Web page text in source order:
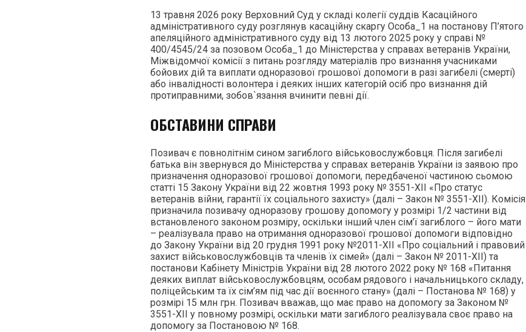
13 травня 2026 року Верховний Суд у складі колегії суддів Касаційного
адміністративного суду розглянув касаційну скаргу Особа_1 на постанову П’ятого
апеляційного адміністративного суду від 13 лютого 2025 року у справі №
400/4545/24 за позовом Особа_1 до Міністерства у справах ветеранів України,
Міжвідомчої комісії з питань розгляду матеріалів про визнання учасниками
бойових дій та виплати одноразової грошової допомоги в разі загибелі (смерті)
або інвалідності волонтера і деяких інших категорій осіб про визнання дій
протиправними, зобов`язання вчинити певні дії.
ОБСТАВИНИ СПРАВИ
Позивач є повнолітнім сином загиблого військовослужбовця. Після загибелі
батька він звернувся до Міністерства у справах ветеранів України із заявою про
призначення одноразової грошової допомоги, передбаченої частиною сьомою
статті 15 Закону України від 22 жовтня 1993 року № 3551-XII «Про статус
ветеранів війни, гарантії їх соціального захисту» (далі – Закон № 3551-XII). Комісія
призначила позивачу одноразову грошову допомогу у розмірі 1/2 частини від
встановленого законом розміру, оскільки інший член сім’ї загиблого – його мати
– реалізувала право на отримання одноразової грошової допомоги відповідно
до Закону України від 20 грудня 1991 року №2011-XII «Про соціальний і правовий
захист військовослужбовців та членів їх сімей» (далі – Закон № 2011-XII) та
постанови Кабінету Міністрів України від 28 лютого 2022 року № 168 «Питання
деяких виплат військовослужбовцям, особам рядового і начальницького складу,
поліцейським та їх сім’ям під час дії воєнного стану» (далі – Постанова № 168) у
розмірі 15 млн грн. Позивач вважав, що має право на допомогу за Законом №
3551-XII у повному розмірі, оскільки мати загиблого реалізувала своє право на
допомогу за Постановою № 168.